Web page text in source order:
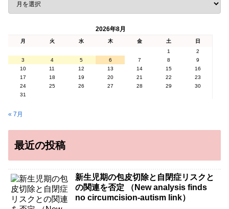
2026年8月
月 火 水 木 金 土
日
1
2
3
4 5 6 7 8
9
10
11 12 13 14 15
16
17
18 19 20 21 22
23
24
25 26 27 28 29
30
31
« 7月
最近の投稿
新生児期の包皮切除と自閉症リスクと
の関連を否定 （New analysis finds
no circumcision-autism link）